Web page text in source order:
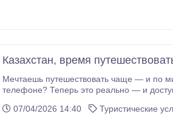
Казахстан, время
Мечтаешь путешествовать чаще — и по миру, и по нашему родному Казахстану — при этом создавая стабильный
телефоне? Теперь это реально — и доступно каждому! Мы развиваем международный проект, который объединяет выгодные
которая приносит деньги, даже
07/04/2026 14:40 Туристические